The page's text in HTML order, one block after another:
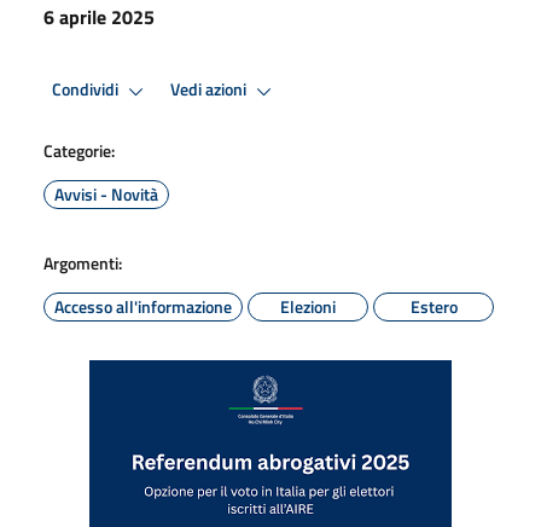
6 aprile 2025
Condividi Vedi azioni
Categorie:
Avvisi - Novità
Argomenti:
Accesso all'informazione
Elezioni Estero